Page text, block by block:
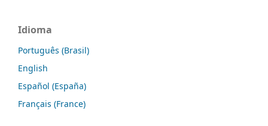
Idioma
Português (Brasil)
English
Español (España)
Français (France)